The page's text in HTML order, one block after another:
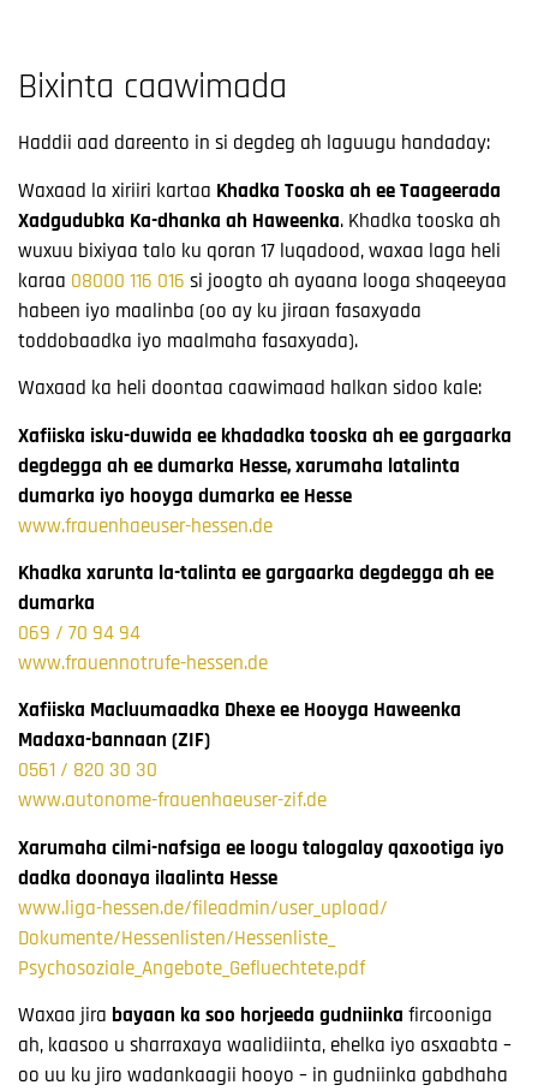
Bixinta caawimada
Haddii aad dareento in si degdeg ah laguugu handaday:
Waxaad la xiriiri kartaa Khadka Tooska ah ee Taageerada
Xadgudubka Ka-dhanka ah Haweenka. Khadka tooska ah
wuxuu bixiyaa talo ku qoran 17 luqadood, waxaa laga heli
karaa 08000 116 016 si joogto ah ayaana looga shaqeeyaa
habeen iyo maalinba (oo ay ku jiraan fasaxyada
toddobaadka iyo maalmaha fasaxyada).
Waxaad ka heli doontaa caawimaad halkan sidoo kale:
Xafiiska isku-duwida ee khadadka tooska ah ee gargaarka
degdegga ah ee dumarka Hesse, xarumaha latalinta
dumarka iyo hooyga dumarka ee Hesse
www.frauenhaeuser-hessen.de
Khadka xarunta la-talinta ee gargaarka degdegga ah ee
dumarka
069 / 70 94 94
www.frauennotrufe-hessen.de
Xafiiska Macluumaadka Dhexe ee Hooyga Haweenka
Madaxa-bannaan (ZIF)
0561 / 820 30 30
www.autonome-frauenhaeuser-zif.de
Xarumaha cilmi-nafsiga ee loogu talogalay qaxootiga iyo
dadka doonaya ilaalinta Hesse
www.liga-hessen.de/fileadmin/user_upload/
Dokumente/Hessenlisten/Hessenliste_
Psychosoziale_Angebote_Gefluechtete.pdf
Waxaa jira bayaan ka soo horjeeda gudniinka fircooniga
ah, kaasoo u sharraxaya waalidiinta, ehelka iyo asxaabta –
oo uu ku jiro wadankaagii hooyo – in gudniinka gabdhaha